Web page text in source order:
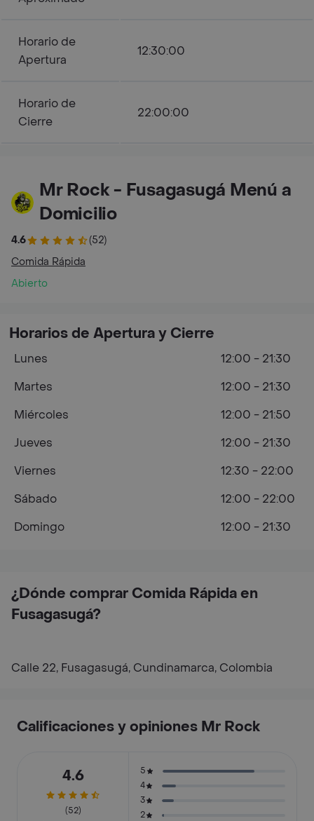
Horario de
Apertura
12:30:00
Horario de
Cierre
22:00:00
Mr Rock - Fusagasugá Menú a
Domicilio
4.6
(52)
Comida Rápida
Abierto
¿Dónde comprar Comida Rápida en
Fusagasugá?
Calle 22, Fusagasugá, Cundinamarca, Colombia
Horarios de Apertura y Cierre
Lunes
12:00 - 21:30
Martes
12:00 - 21:30
Miércoles
12:00 - 21:50
Jueves
12:00 - 21:30
Viernes
12:30 - 22:00
Sábado
12:00 - 22:00
Domingo
12:00 - 21:30
Calificaciones y opiniones Mr Rock
4.6
(52)
5
4
3
2